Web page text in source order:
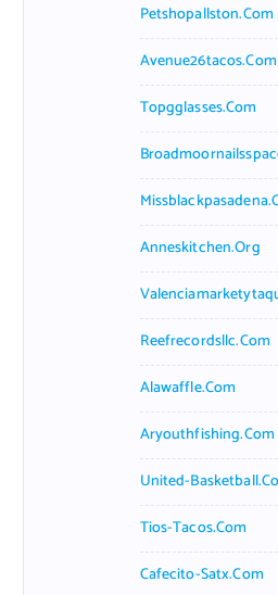
Petshopallston.com
Avenue26tacos.com
Topgglasses.com
Anneskitchen.org
Reefrecordsllc.com
Alawaffle.com
Aryouthfishing.com
United-
Tios-Tacos.com
Cafecito-Satx.com